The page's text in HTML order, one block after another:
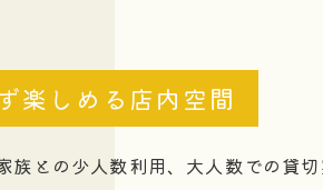
楽しめる店内空間
族との少人数利用、大人数での貸